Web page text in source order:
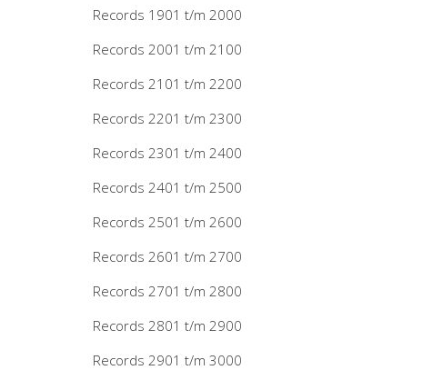
Records 1901 t/m 2000
Records 2001 t/m 2100
Records 2101 t/m 2200
Records 2201 t/m 2300
Records 2301 t/m 2400
Records 2401 t/m 2500
Records 2501 t/m 2600
Records 2601 t/m 2700
Records 2701 t/m 2800
Records 2801 t/m 2900
Records 2901 t/m 3000